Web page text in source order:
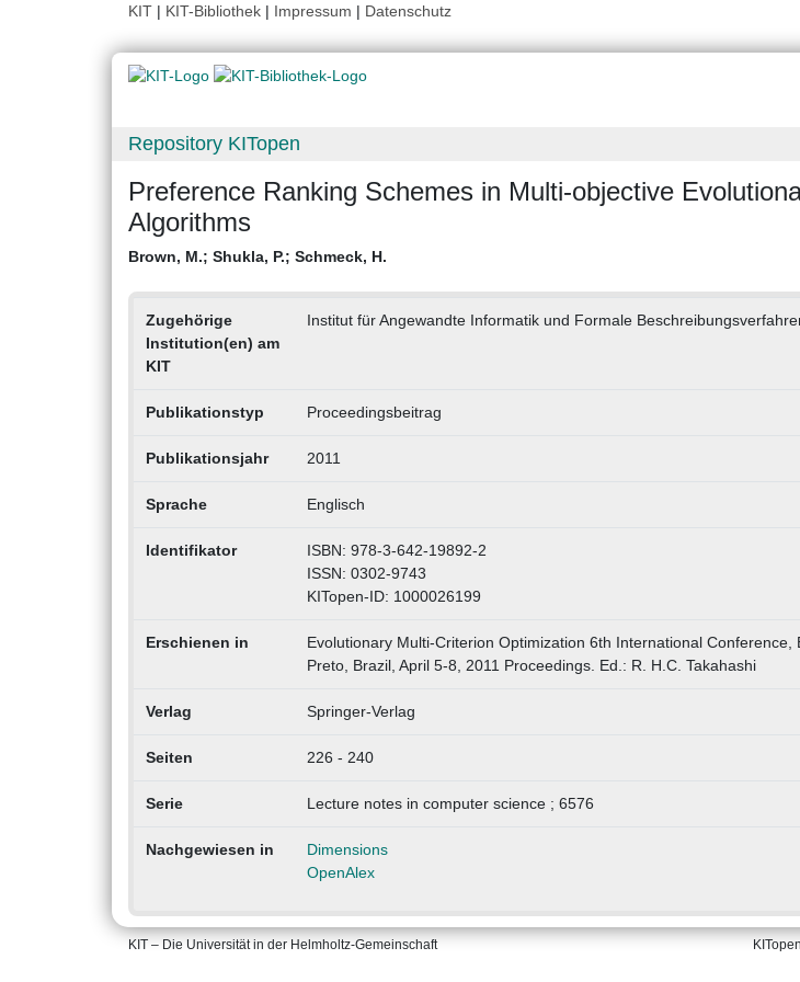
KIT | KIT-Bibliothek | Impressum | Datenschutz
Repository KITopen
Preference Ranking Schemes in Multi-objective
Algorithms
Brown, M.; Shukla, P.; Schmeck, H.
Zugehörige
Institution(en) am
KIT
Institut für Angewandte Informatik und Formale
Publikationstyp Proceedingsbeitrag
Publikationsjahr 2011
Sprache Englisch
Identifikator
ISBN: 978-3-642-19892-2
ISSN: 0302-9743
KITopen-ID: 1000026199
Erschienen in
Evolutionary Multi-Criterion Optimization 6th International Conference,
Preto, Brazil, April 5-8, 2011 Proceedings. Ed.: R. H.C. Takahashi
Verlag Springer-Verlag
Seiten 226 - 240
Serie Lecture notes in computer science ; 6576
Nachgewiesen in
Dimensions
OpenAlex
KIT – Die Universität in der Helmholtz-Gemeinschaft